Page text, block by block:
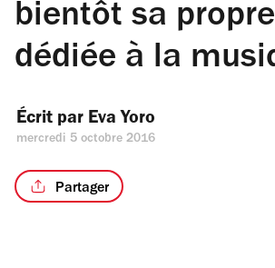
bientôt sa
dédiée à la
Écrit par Eva Yoro
mercredi 5 octobre 2016
Partager